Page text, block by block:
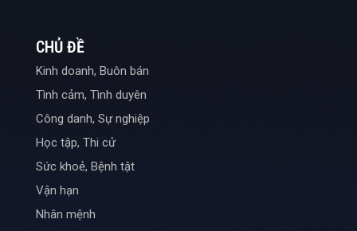
CHỦ ĐỀ
Kinh doanh, Buôn bán
Tình cảm, Tình duyên
Công danh, Sự nghiệp
Học tập, Thi cử
Sức khoẻ, Bệnh tật
Vận hạn
Nhân mệnh